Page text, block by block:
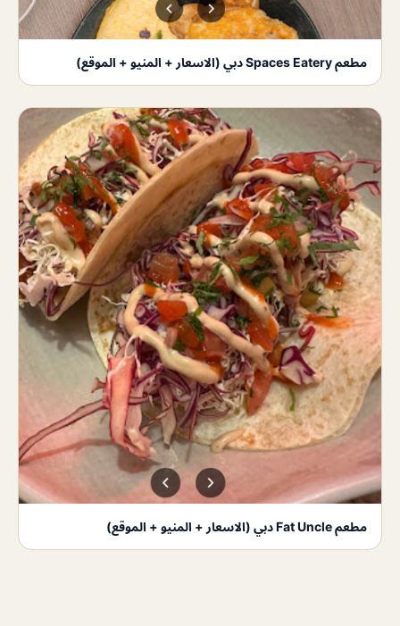
مطعم Spaces Eatery دبي (الاسعار + المنيو + الموقع)
مطعم Fat Uncle دبي (الاسعار + المنيو + الموقع)